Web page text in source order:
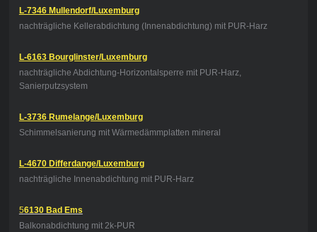
L-7346 Mullendorf/Luxemburg
nachträgliche Kellerabdichtung (Innenabdichtung) mit PUR-Harz
L-6163 Bourglinster/Luxemburg
nachträgliche Abdichtung-Horizontalsperre mit PUR-Harz,
Sanierputzsystem
L-3736 Rumelange/Luxemburg
Schimmelsanierung mit Wärmedämmplatten mineral
L-4670 Differdange/Luxemburg
nachträgliche Innenabdichtung mit PUR-Harz
56130 Bad Ems
Balkonabdichtung mit 2k-PUR